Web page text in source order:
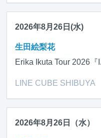
2026年8月26日(水)
生田絵梨花
Erika Ikuta Tour 2026
LINE CUBE SHIBUYA
2026年8月26日（水）